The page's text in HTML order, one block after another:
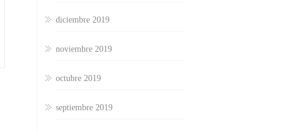
diciembre 2019
noviembre 2019
octubre 2019
septiembre 2019